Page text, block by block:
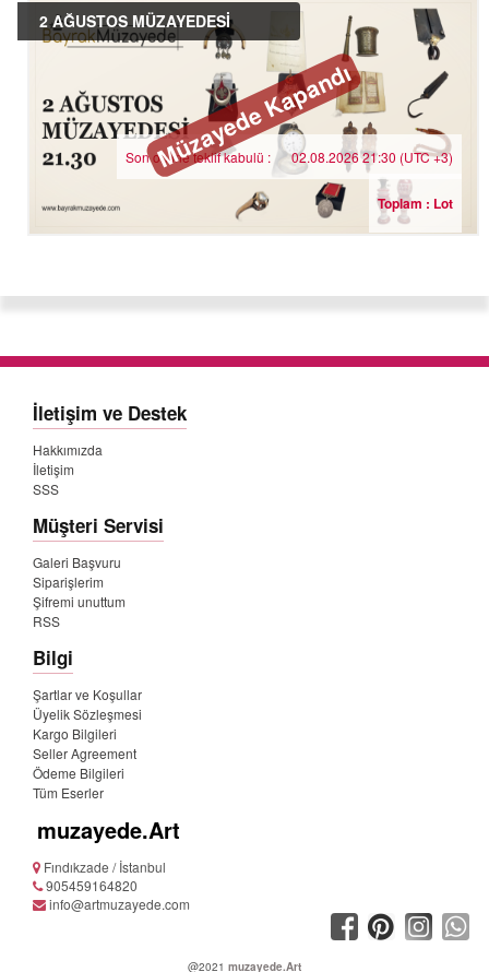
2 AĞUSTOS MÜZAYEDESİ
Müzayede Kapandı
Son online teklif kabulü : 02.08.2026 21:30 (UTC +3)
Toplam : Lot
İletişim ve Destek
Hakkımızda
İletişim
SSS
Müşteri Servisi
Galeri Başvuru
Siparişlerim
Şifremi unuttum
RSS
Bilgi
Şartlar ve Koşullar
Üyelik Sözleşmesi
Kargo Bilgileri
Seller Agreement
Ödeme Bilgileri
Tüm Eserler
muzayede.Art
Fındıkzade / İstanbul
905459164820
info@artmuzayede.com
@2021 muzayede.Art